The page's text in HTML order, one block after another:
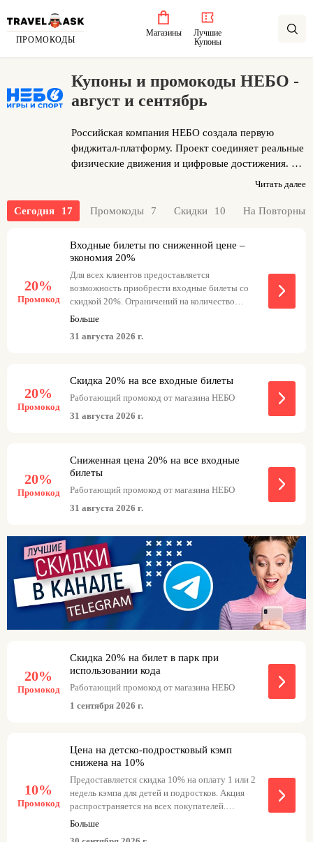
ПРОМОКОДЫ
Магазины
Лучшие
Купоны
Купоны и промокоды НЕБО -
август и сентябрь
Российская компания НЕБО создала первую
фиджитал-платформу. Проект соединяет реальные
физические движения и цифровые достижения. Во
всех игровых зонах установлены специальные
браслет, который считает очки в реальном
времени. Пользователь выбирает задание и
выполняет его лучше других. Система
автоматически фиксирует результат и показывает
прогресс. Платформа подходит для активного
досуга и командных соревнований. Участники
разных возрастов соревнуются в ловкости и
скорости реакции. Платформа работает в формате
игры и спорта одновременно. По промокоду
Читать далее
Сегодня 17 Промокоды 7 Скидки 10 На Повторный
20%
Промокод
Входные билеты по сниженной цене –
экономия 20%
Для всех клиентов предоставляется
возможность приобрести входные билеты со
скидкой 20%. Ограничений на количество
приобретаемых билетов нет. Скидка не
получения скидки необходимо озвучить
Больше
31 августа 2026 г.
20%
Промокод
Скидка 20% на все входные билеты
Работающий промокод от магазина НЕБО
31 августа 2026 г.
20%
Промокод
Сниженная цена 20% на все входные
билеты
Работающий промокод от магазина НЕБО
31 августа 2026 г.
20%
Промокод
Скидка 20% на билет в парк при
использовании кода
Работающий промокод от магазина НЕБО
1 сентября 2026 г.
10%
Промокод
Цена на детско-подростковый кэмп
снижена на 10%
Предоставляется скидка 10% на оплату 1 или 2
недель кэмпа для детей и подростков. Акция
распространяется на всех покупателей.
Возможность выбора программы
Больше